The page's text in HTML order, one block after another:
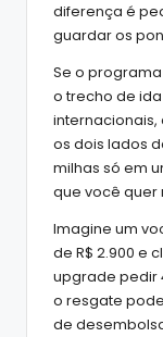
diferença é
guardar os
Se o
o trecho de
os dois lados
milhas só em
que você quer
Imagine um
de R$ 2.900 e
upgrade pedir
o resgate
de